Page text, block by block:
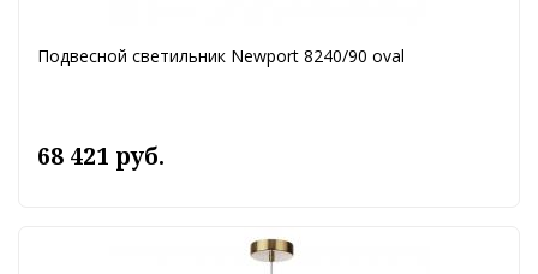
Подвесной светильник Newport 8240/90 oval
68 421 руб.